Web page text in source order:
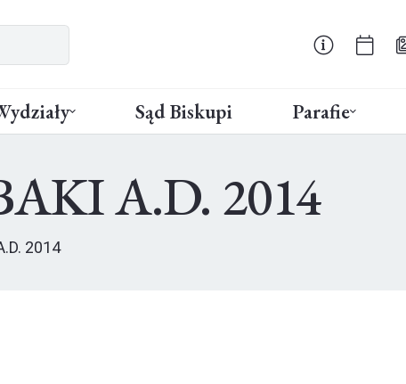
Sąd Biskupi Parafie
A.D. 2014
2014